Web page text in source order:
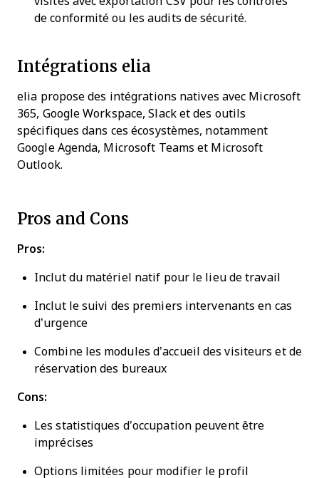
de conformité ou les audits de sécurité.
Intégrations elia
elia propose des intégrations natives avec Microsoft
365, Google Workspace, Slack et des outils
spécifiques dans ces écosystèmes, notamment
Google Agenda, Microsoft Teams et Microsoft
Outlook.
Pros and Cons
Pros:
Inclut du matériel natif pour le lieu de travail
Inclut le suivi des premiers intervenants en cas
d’urgence
Combine les modules d’accueil des visiteurs et de
réservation des bureaux
Cons:
Les statistiques d’occupation peuvent être
imprécises
Options limitées pour modifier le profil